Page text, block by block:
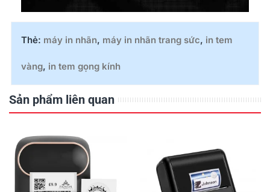
Thẻ: máy in nhãn, máy in nhãn trang sức, in tem
vàng, in tem gọng kính
Sản phẩm liên quan